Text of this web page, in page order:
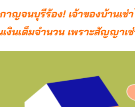
าญจนบุรีร้อง! เจ้าของบ้านเช่
งินเต็มจำนวน เพราะสัญญาเ